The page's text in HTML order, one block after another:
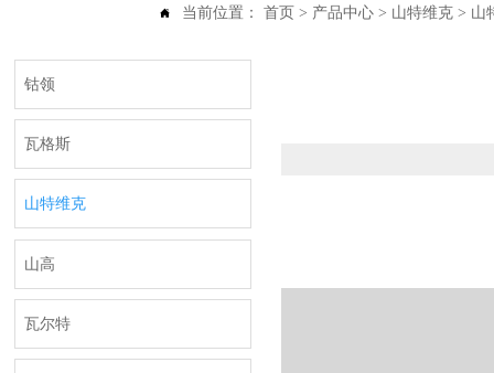
 当前位置：首页 > 产品中心 > 山特维克 > 山
钴领
瓦格斯
山特维克
山高
瓦尔特